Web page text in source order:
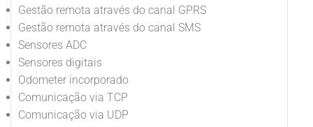
Gestão remota através do canal GPRS
Gestão remota através do canal SMS
Sensores ADC
Sensores digitais
Odometer incorporado
Comunicação via TCP
Comunicação via UDP